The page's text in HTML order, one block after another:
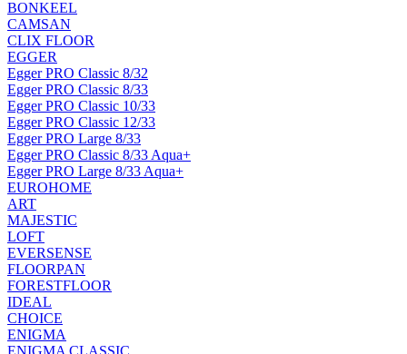
BONKEEL
CAMSAN
CLIX FLOOR
EGGER
Egger PRO Classic 8/32
Egger PRO Classic 8/33
Egger PRO Classic 10/33
Egger PRO Classic 12/33
Egger PRO Large 8/33
Egger PRO Classic 8/33 Aqua+
Egger PRO Large 8/33 Aqua+
EUROHOME
ART
MAJESTIC
LOFT
EVERSENSE
FLOORPAN
FORESTFLOOR
IDEAL
CHOICE
ENIGMA
ENIGMA CLASSIC